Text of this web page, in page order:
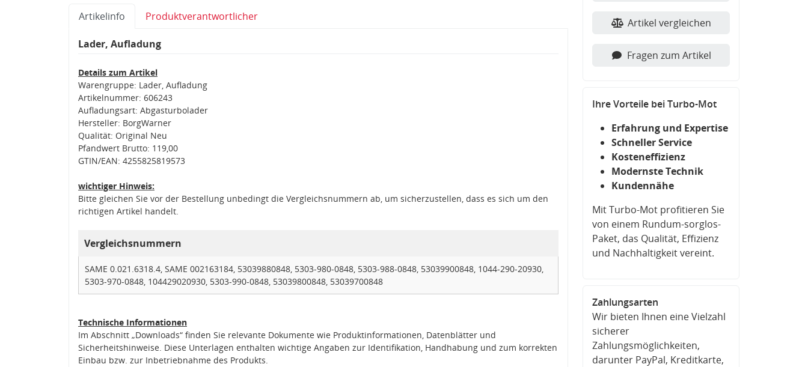
Artikelinfo Produktverantwortlicher
Lader, Aufladung
Details zum Artikel
Warengruppe: Lader, Aufladung
Artikelnummer: 606243
Aufladungsart: Abgasturbolader
Hersteller: BorgWarner
Qualität: Original Neu
Pfandwert Brutto: 119,00
GTIN/EAN: 4255825819573
wichtiger Hinweis:
Bitte gleichen Sie vor der Bestellung unbedingt die Vergleichsnummern ab, um sicherzustellen, dass es sich um den
richtigen Artikel handelt.
Vergleichsnummern
SAME 0.021.6318.4, SAME 002163184, 53039880848, 5303-980-0848, 5303-988-0848, 53039900848, 1044-290-20930,
5303-970-0848, 104429020930, 5303-990-0848, 53039800848, 53039700848
Technische Informationen
Im Abschnitt „Downloads“ finden Sie relevante Dokumente wie Produktinformationen, Datenblätter und
Sicherheitshinweise. Diese Unterlagen enthalten wichtige Angaben zur Identifikation, Handhabung und zum korrekten
Einbau bzw. zur Inbetriebnahme des Produkts.
Artikel vergleichen
Fragen zum Artikel
Ihre Vorteile bei Turbo-Mot
Erfahrung und Expertise
Schneller Service
Kosteneffizienz
Modernste Technik
Kundennähe
Mit Turbo-Mot profitieren Sie
von einem Rundum-sorglos-
Paket, das Qualität, Effizienz
und Nachhaltigkeit vereint.
Zahlungsarten
Wir bieten Ihnen eine Vielzahl
sicherer
Zahlungsmöglichkeiten,
darunter PayPal, Kreditkarte,